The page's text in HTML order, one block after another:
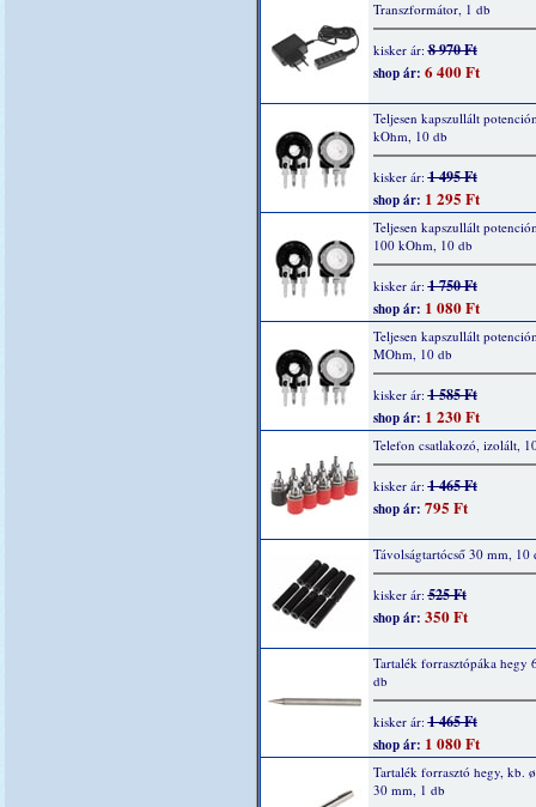
Transzformátor, 1 db
kisker ár:8 970 Ft
shop ár: 6 400 Ft
Teljesen kapszullált
kOhm, 10 db
kisker ár:1 495 Ft
shop ár: 1 295 Ft
Teljesen kapszullált
100 kOhm, 10 db
kisker ár:1 750 Ft
shop ár: 1 080 Ft
Teljesen kapszullált
MOhm, 10 db
kisker ár:1 585 Ft
shop ár: 1 230 Ft
Telefon csatlakozó, izolált,
kisker ár:1 465 Ft
shop ár: 795 Ft
Távolságtartócső 30 mm, 10
kisker ár:525 Ft
shop ár: 350 Ft
Tartalék forrasztópáka hegy
db
kisker ár:1 465 Ft
shop ár: 1 080 Ft
Tartalék forrasztó hegy, kb.
30 mm, 1 db